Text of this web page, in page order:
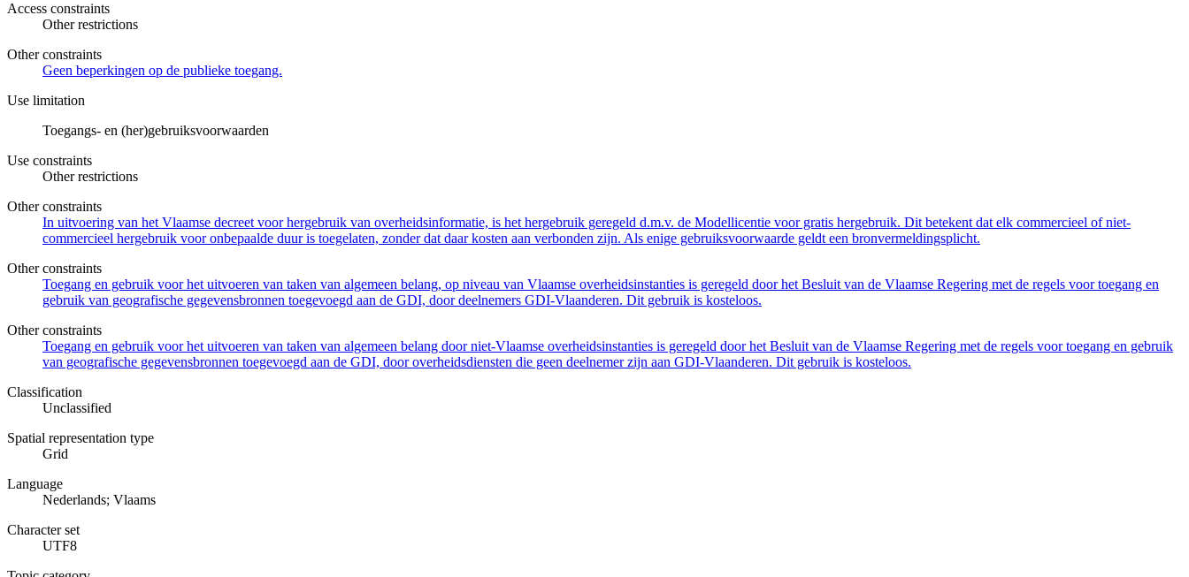
Access constraints
Other restrictions
Other constraints
Geen beperkingen op de publieke toegang.
Use limitation
Toegangs- en (her)gebruiksvoorwaarden
Use constraints
Other restrictions
Other constraints
In uitvoering van het Vlaamse decreet voor hergebruik van overheidsinformatie, is het hergebruik geregeld d.m.v. de Modellicentie voor gratis hergebruik. Dit betekent dat elk commercieel of niet-
commercieel hergebruik voor onbepaalde duur is toegelaten, zonder dat daar kosten aan verbonden zijn. Als enige gebruiksvoorwaarde geldt een bronvermeldingsplicht.
Other constraints
Toegang en gebruik voor het uitvoeren van taken van algemeen belang, op niveau van Vlaamse overheidsinstanties is geregeld door het Besluit van de Vlaamse Regering met de regels voor toegang en
gebruik van geografische gegevensbronnen toegevoegd aan de GDI, door deelnemers GDI-Vlaanderen. Dit gebruik is kosteloos.
Other constraints
Toegang en gebruik voor het uitvoeren van taken van algemeen belang door niet-Vlaamse overheidsinstanties is geregeld door het Besluit van de Vlaamse Regering met de regels voor toegang en gebruik
van geografische gegevensbronnen toegevoegd aan de GDI, door overheidsdiensten die geen deelnemer zijn aan GDI-Vlaanderen. Dit gebruik is kosteloos.
Classification
Unclassified
Spatial representation type
Grid
Language
Nederlands; Vlaams
Character set
UTF8